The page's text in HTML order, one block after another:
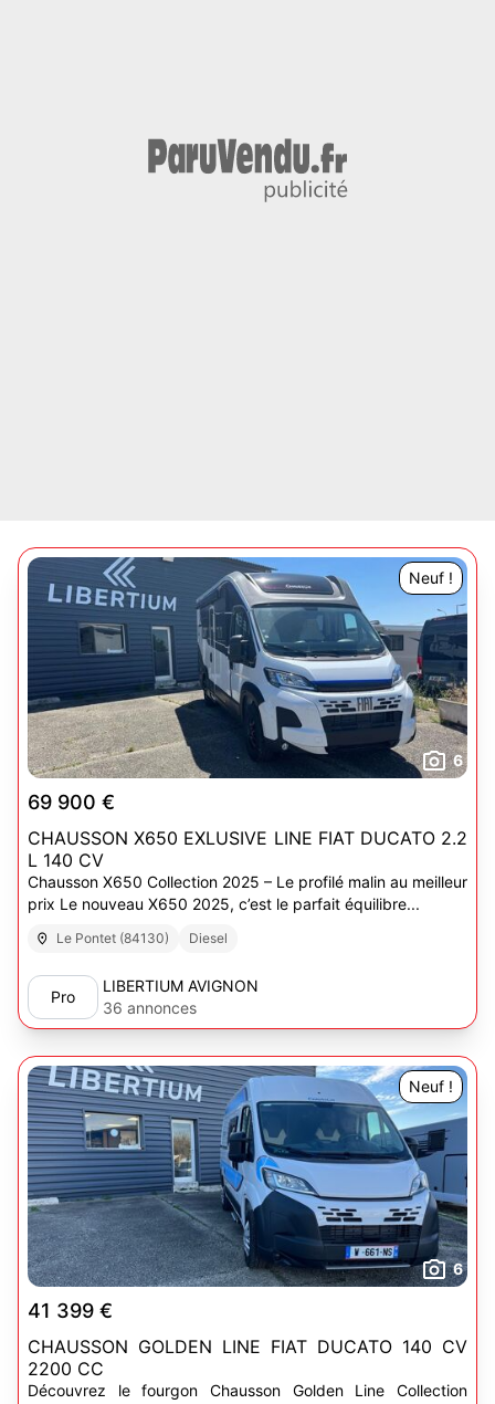
Neuf !
6
69 900 €
CHAUSSON X650 EXLUSIVE LINE FIAT DUCATO 2.2
L 140 CV
Chausson X650 Collection 2025 – Le profilé malin au meilleur
prix Le nouveau X650 2025, c’est le parfait équilibre...
Le Pontet (84130) Diesel
Pro
LIBERTIUM AVIGNON
36 annonces
Neuf !
6
41 399 €
CHAUSSON GOLDEN LINE FIAT DUCATO 140 CV
2200 CC
Découvrez le fourgon Chausson Golden Line Collection